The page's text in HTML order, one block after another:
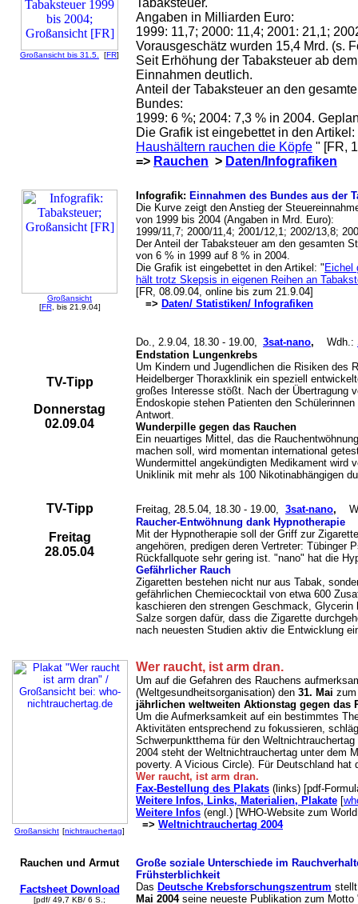
Großansicht bis 31.5. [FR]
Tabaksteuer.
Angaben in Milliarden Euro:
1999: 11,7; 2000: 11,4; 2001: 21,1;
Vorausgeschätz wurden 15,4 Mrd. (s.
Seit Erhöhung der Tabaksteuer ab
Einnahmen deutlich.
Anteil der Tabaksteuer an den
Bundes:
1999: 6 %; 2004: 7,3 % in 2004.
Die Grafik ist eingebettet in den
Haushältern rauchen die Köpfe " [FR,
=> Rauchen > Daten/Infografiken
Großansicht
[FR, bis 21.9.04]
Infografik: Einnahmen des Bundes aus der
Die Kurve zeigt den Anstieg der
von 1999 bis 2004 (Angaben in Mrd. Euro):
1999/11,7; 2000/11,4; 2001/12,1; 2002/13,8;
Der Anteil der Tabaksteuer am den gesamten
von 6 % in 1999 auf 8 % in 2004.
Die Grafik ist eingebettet in den Artikel: " Eichel
hält trotz Skepsis in eigenen Reihen an
[FR, 08.09.04, online bis zum 21.9.04]
=> Daten/ Statistiken/ Infografiken
TV-Tipp
Donnerstag
02.09.04
Do., 2.9.04, 18.30 - 19.00, 3sat-nano, Wdh.:
Endstation Lungenkrebs
Um Kindern und Jugendlichen die Risiken des
Heidelberger Thoraxklinik ein speziell
großes Interesse stößt. Nach der Übertragung
Endoskopie stehen Patienten den
Antwort.
Wunderpille gegen das Rauchen
Ein neuartiges Mittel, das die
machen soll, wird momentan international
Wundermittel angekündigten Medikament wird
Uniklinik mit mehr als 100 Nikotinabhängigen
TV-Tipp
Freitag
28.05.04
Freitag, 28.5.04, 18.30 - 19.00, 3sat-nano,
W
Raucher-Entwöhnung dank Hypnotherapie
Mit der Hypnotherapie soll der Griff zur
angehören, predigen deren Vertreter: Tübinger
Rückfallquote sehr gering ist. "nano" hat die
Gefährlicher Rauch
Zigaretten bestehen nicht nur aus Tabak,
gefährlichen Chemiecocktail von etwa 600
kaschieren den strengen Geschmack,
Salze sorgen dafür, dass die Zigarette
nach neuesten Studien aktiv die Entwicklung
Großansicht [nichtrauchertag]
Wer raucht, ist arm dran.
Um auf die Gefahren des Rauchens
(Weltgesundheitsorganisation) den 31. Mai zum
jährlichen weltweiten Aktionstag gegen das
Um die Aufmerksamkeit auf ein bestimmtes
Aktivitäten entsprechend zu fokussieren,
Schwerpunktthema für den Weltnichtrauchertag
2004 steht der Weltnichtrauchertag unter dem
poverty. A Vicious Circle). Für Deutschland
Wer raucht, ist arm dran.
Fax-Bestellung des Plakats (links) [pdf-
Weitere Infos, Links, Materialien, Plakate [
Weitere Infos (engl.) [WHO-Website zum
=> Weltnichtrauchertag 2004
Rauchen und Armut
Factsheet Download
[pdf/ 49,7 KB/ 6 S.;
Große soziale Unterschiede im
Frühsterblichkeit
Das Deutsche Krebsforschungszentrum
Mai 2004seine neueste Publikation zum Motto